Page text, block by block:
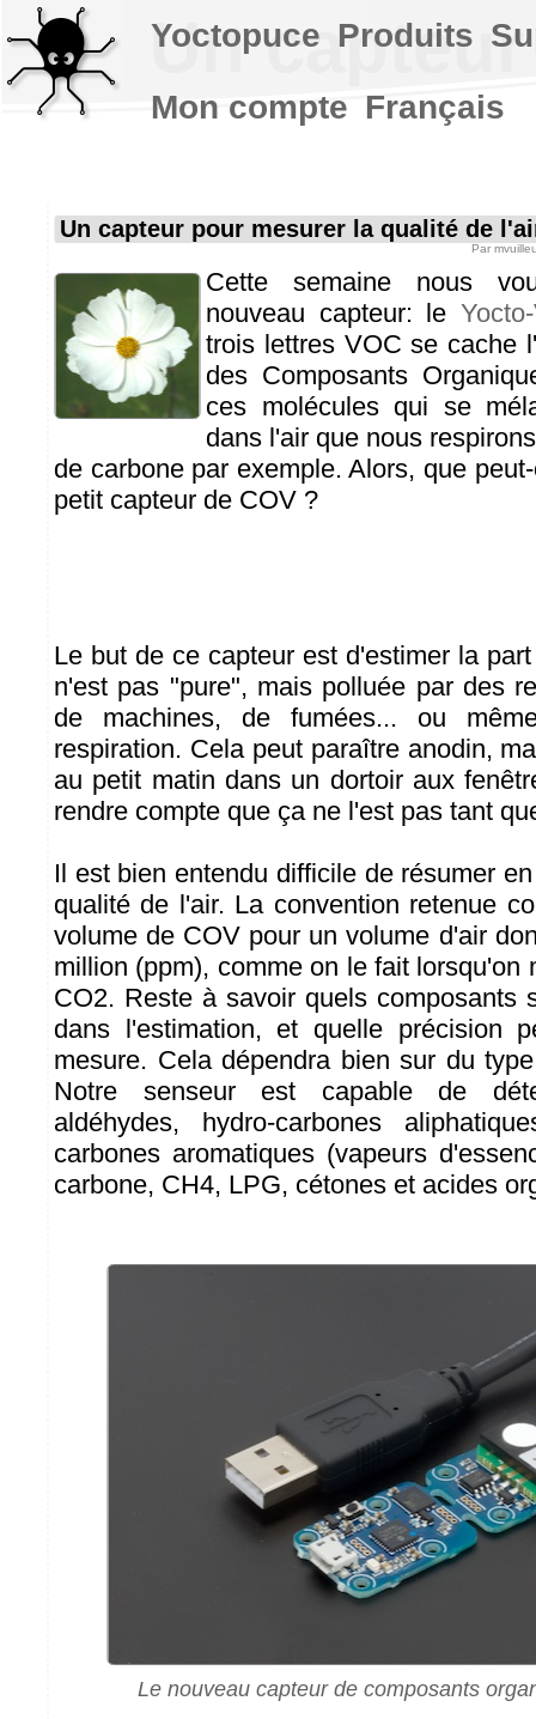
Un
Un capteur pour mesurer la qualité de
Par
Cette semaine nous
nouveau capteur: le
trois lettres VOC se cache
des Composants
ces molécules qui se
dans l'air que nous
de carbone par exemple. Alors, que
petit capteur de COV ?
Le but de ce capteur est d'estimer la
n'est pas "pure", mais polluée par des
de machines, de fumées... ou
respiration. Cela peut paraître anodin,
au petit matin dans un dortoir aux
rendre compte que ça ne l'est pas tant
Il est bien entendu difficile de résumer
qualité de l'air. La convention retenue
volume de COV pour un volume d'air
million (ppm), comme on le fait lorsqu'on
CO2. Reste à savoir quels composants
dans l'estimation, et quelle précision
mesure. Cela dépendra bien sur du
Notre senseur est capable de
aldéhydes, hydro-carbones
carbones aromatiques (vapeurs
carbone, CH4, LPG, cétones et acides
Le nouveau capteur de composants
Yoctopuce Produits
Mon compte Français